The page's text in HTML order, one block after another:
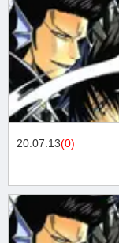
20.07.13(0)